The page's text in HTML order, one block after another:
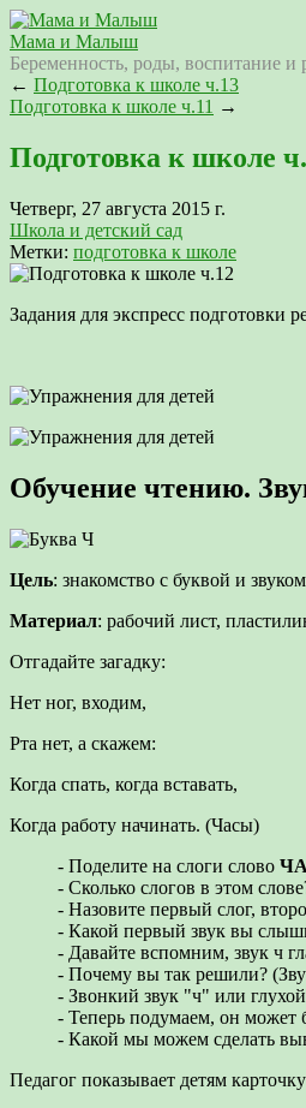
Мама и Малыш
Беременность, роды, воспитание и
← Подготовка к школе ч.13
Подготовка к школе ч.11 →
Подготовка к школе
Четверг, 27 августа 2015 г.
Школа и детский сад
Метки: подготовка к школе
Задания для экспресс подготовки
Обучение чтению.
Цель: знакомство с буквой и
Материал: рабочий лист,
Отгадайте загадку:
Нет ног, входим,
Рта нет, а скажем:
Когда спать, когда вставать,
Когда работу начинать. (Часы)
- Поделите на слоги слово
- Сколько слогов в этом
- Назовите первый слог,
- Какой первый звук вы
- Давайте вспомним, звук ч
- Почему вы так решили?
- Звонкий звук "ч" или
- Теперь подумаем, он может
- Какой мы можем сделать
Педагог показывает детям